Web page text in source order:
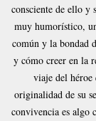
consciente de ello y
muy humorístico,
común y la bondad
y cómo creer en la
viaje del héroe
originalidad de su
convivencia es algo